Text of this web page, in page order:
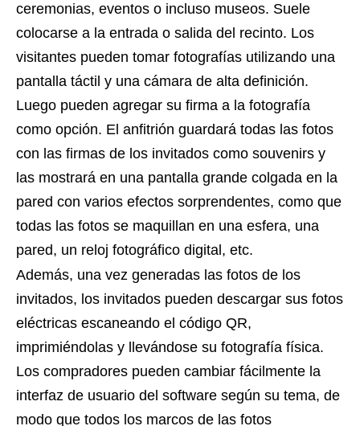
ceremonias, eventos o incluso museos. Suele
colocarse a la entrada o salida del recinto. Los
visitantes pueden tomar fotografías utilizando una
pantalla táctil y una cámara de alta definición.
Luego pueden agregar su firma a la fotografía
como opción. El anfitrión guardará todas las fotos
con las firmas de los invitados como souvenirs y
las mostrará en una pantalla grande colgada en la
pared con varios efectos sorprendentes, como que
todas las fotos se maquillan en una esfera, una
pared, un reloj fotográfico digital, etc.
Además, una vez generadas las fotos de los
invitados, los invitados pueden descargar sus fotos
eléctricas escaneando el código QR,
imprimiéndolas y llevándose su fotografía física.
Los compradores pueden cambiar fácilmente la
interfaz de usuario del software según su tema, de
modo que todos los marcos de las fotos